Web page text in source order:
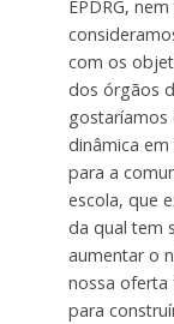
EPDRG,
com os
dos órgãos
gostaríamos
dinâmica
para a
escola, que
da qual tem
aumentar o
nossa oferta
para